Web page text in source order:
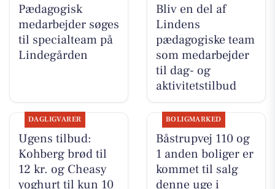
Pædagogisk
medarbejder søges
til specialteam på
Lindegården
Bliv en del af
Lindens
pædagogiske team
som medarbejder
til dag- og
aktivitetstilbud
DAGLIGVARER
Ugens tilbud:
Kohberg brød til
12 kr. og Cheasy
yoghurt til kun 10
BOLIGMARKED
Båstrupvej 110 og
1 anden boliger er
kommet til salg
denne uge i